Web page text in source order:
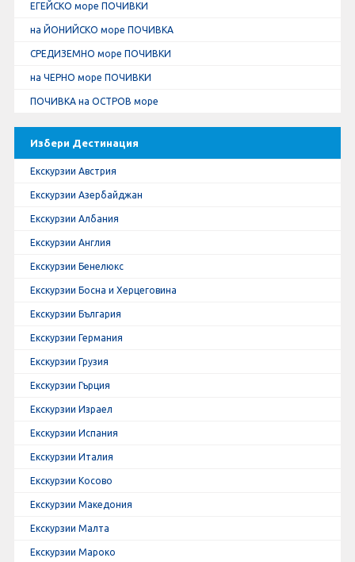
ЕГЕЙСКО море ПОЧИВКИ
на ЙОНИЙСКО море ПОЧИВКА
СРЕДИЗЕМНО море ПОЧИВКИ
на ЧЕРНО море ПОЧИВКИ
ПОЧИВКА на ОСТРОВ море
Избери Дестинация
Екскурзии Австрия
Екскурзии Азербайджан
Екскурзии Албания
Екскурзии Англия
Екскурзии Бенелюкс
Екскурзии Босна и Херцеговина
Екскурзии България
Екскурзии Германия
Екскурзии Грузия
Екскурзии Гърция
Екскурзии Израел
Екскурзии Испания
Екскурзии Италия
Екскурзии Косово
Екскурзии Македония
Екскурзии Малта
Екскурзии Мароко